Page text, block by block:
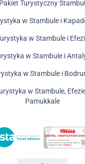
Pakiet Turystyczny
w Stambule i
w Stambule i
w Stambule i
w Stambule i
w Stambule,
Pamukkale